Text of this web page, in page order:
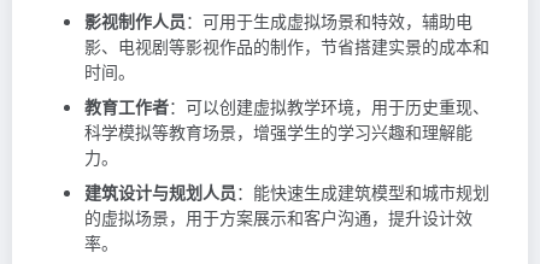
影视制作人员：可用于生成虚拟场景和特效，辅助电
影、电视剧等影视作品的制作，节省搭建实景的成本和
时间。
教育工作者：可以创建虚拟教学环境，用于历史重现、
科学模拟等教育场景，增强学生的学习兴趣和理解能
力。
建筑设计与规划人员：能快速生成建筑模型和城市规划
的虚拟场景，用于方案展示和客户沟通，提升设计效
率。